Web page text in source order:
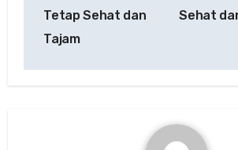
Tetap Sehat dan
Tajam
Sehat